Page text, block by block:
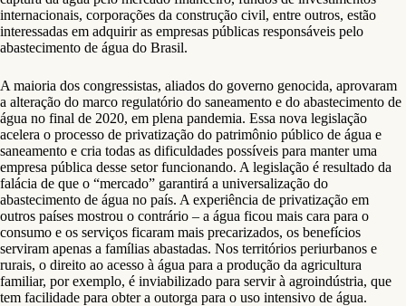
internacionais, corporações da construção civil, entre outros, estão
interessadas em adquirir as empresas públicas responsáveis pelo
abastecimento de água do Brasil.
A maioria dos congressistas, aliados do governo genocida, aprovaram
a alteração do marco regulatório do saneamento e do abastecimento de
água no final de 2020, em plena pandemia. Essa nova legislação
acelera o processo de privatização do patrimônio público de água e
saneamento e cria todas as dificuldades possíveis para manter uma
empresa pública desse setor funcionando. A legislação é resultado da
falácia de que o “mercado” garantirá a universalização do
abastecimento de água no país. A experiência de privatização em
outros países mostrou o contrário – a água ficou mais cara para o
consumo e os serviços ficaram mais precarizados, os benefícios
serviram apenas a famílias abastadas. Nos territórios periurbanos e
rurais, o direito ao acesso à água para a produção da agricultura
familiar, por exemplo, é inviabilizado para servir à agroindústria, que
tem facilidade para obter a outorga para o uso intensivo de água.